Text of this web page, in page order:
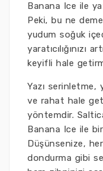
Banana Ice ile
Peki, bu ne
yudum soğuk
yaratıcılığınızı
keyifli hale
Yazı serinletme,
ve rahat hale
yöntemdir.
Banana Ice ile
Düşünsenize,
dondurma gibi